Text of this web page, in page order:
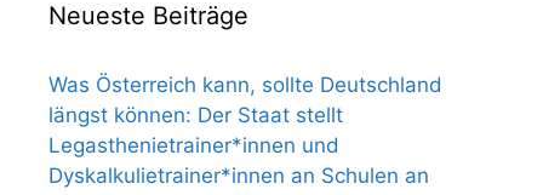
Neueste Beiträge
Was Österreich kann, sollte Deutschland
längst können: Der Staat stellt
Legasthenietrainer*innen und
Dyskalkulietrainer*innen an Schulen an